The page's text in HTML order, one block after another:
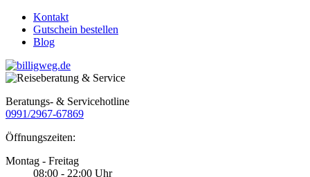
Kontakt
Gutschein bestellen
Blog
Beratungs- & Servicehotline
0991/2967-67869
Öffnungszeiten:
Montag - Freitag
08:00 - 22:00 Uhr